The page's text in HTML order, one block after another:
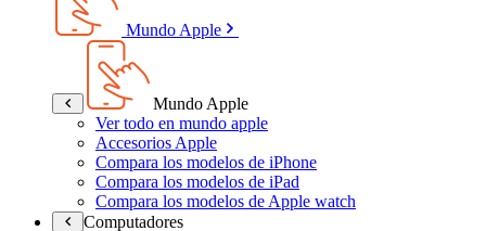
Mundo Apple
Mundo Apple
Ver todo en mundo apple
Accesorios Apple
Compara los modelos de iPhone
Compara los modelos de iPad
Compara los modelos de Apple watch
Computadores